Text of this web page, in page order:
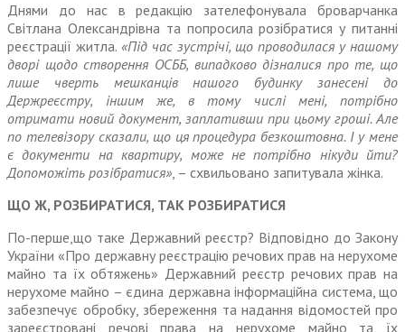
Днями до нас в редакцію зателефонувала броварчанка
Світлана Олександрівна та попросила розібратися у питанні
реєстрації житла. «Під час зустрічі, що проводилася у нашому
дворі щодо створення ОСББ, випадково дізналися про те, що
лише чверть мешканців нашого будинку занесені до
Держреєстру, іншим же, в тому числі мені, потрібно
отримати новий документ, заплативши при цьому гроші. Але
по телевізору сказали, що ця процедура безкоштовна. І у мене
є документи на квартиру, може не потрібно нікуди йти?
Допоможіть розібратися», – схвильовано запитувала жінка.
ЩО Ж, РОЗБИРАТИСЯ, ТАК РОЗБИРАТИСЯ
По-перше,що таке Державний реєстр? Відповідно до Закону
України «Про державну реєстрацію речових прав на нерухоме
майно та їх обтяжень» Державний реєстр речових прав на
нерухоме майно – єдина державна інформаційна система, що
забезпечує обробку, збереження та надання відомостей про
зареєстровані речові права на нерухоме майно та їх